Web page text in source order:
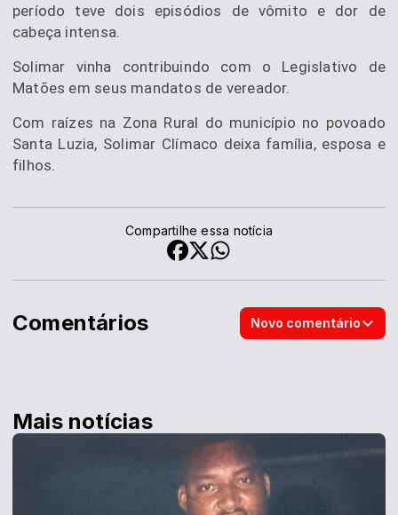
período teve dois episódios de vômito e dor de
cabeça intensa.
Solimar vinha contribuindo com o Legislativo de
Matões em seus mandatos de vereador.
Com raízes na Zona Rural do município no povoado
Santa Luzia, Solimar Clímaco deixa família, esposa e
filhos.
Compartilhe essa notícia
Comentários Novo comentário
Mais notícias